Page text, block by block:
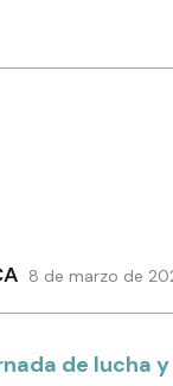
8 de marzo de
de lucha